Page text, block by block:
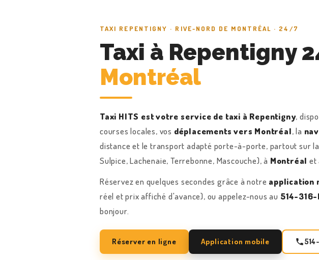
TAXI REPENTIGNY · RIVE-NORD DE MONTRÉAL · 24/7
Taxi à Repentigny
Montréal
Taxi HITS est votre service de taxi à Repentigny,
courses locales, vos déplacements vers Montréal, la
distance et le transport adapté porte-à-porte, partout sur la
Sulpice, Lachenaie, Terrebonne, Mascouche), à Montréal et
Réservez en quelques secondes grâce à notre application
réel et prix affiché d'avance), ou appelez-nous au 514-316-
bonjour.
Réserver en ligne Application mobile